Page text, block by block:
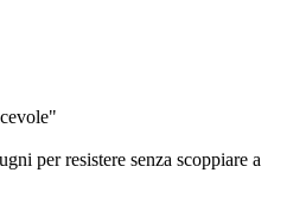
per resistere senza scoppiare a